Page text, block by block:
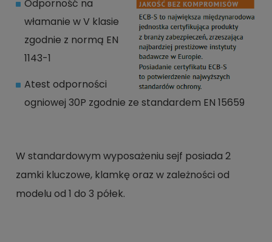
Odporność na
włamanie w V klasie
zgodnie z normą EN
1143-1
Atest odporności
ogniowej 30P zgodnie ze standardem EN 15659
W standardowym wyposażeniu sejf posiada 2
zamki kluczowe, klamkę oraz w zależności od
modelu od 1 do 3 półek.